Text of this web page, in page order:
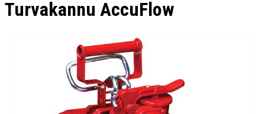
Turvakannu AccuFlow